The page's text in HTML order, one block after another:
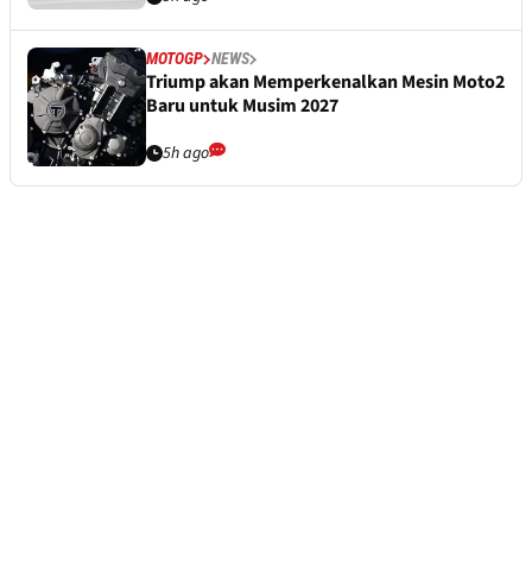
MOTOGP NEWS
Triump akan Memperkenalkan Mesin Moto2
Baru untuk Musim 2027
5h ago